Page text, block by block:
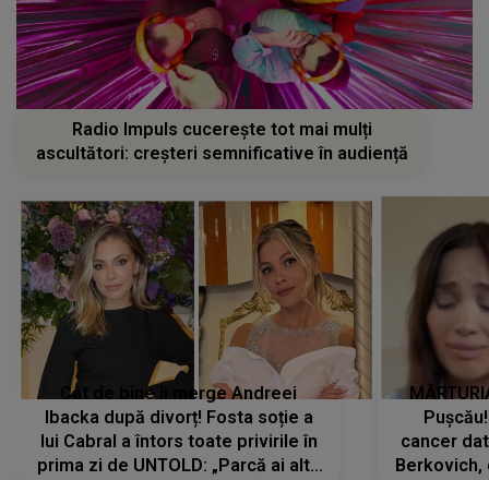
Radio Impuls cucerește tot mai mulți
ascultători: creșteri semnificative în audiență
Cât de bine îi merge Andreei
Ibacka după divorț! Fosta soție a
lui Cabral a întors toate privirile în
prima zi de UNTOLD: „Parcă ai altă
cancer
Berkovich,